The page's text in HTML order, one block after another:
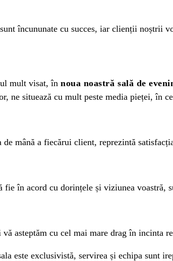
încununate cu succes, iar clienții noștrii
mult visat, în noua noastră sală de
ne situează cu mult peste media pieței, în
mână a fiecărui client, reprezintă
fie în acord cu dorințele și viziunea voastră,
asteptăm cu cel mai mare drag în incinta
este exclusivistă, servirea și echipa sunt